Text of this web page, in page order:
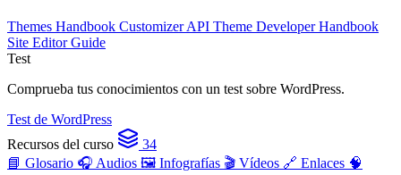
Themes Handbook Customizer API Theme Developer Handbook
Site Editor Guide
Test
Comprueba tus conocimientos con un test sobre WordPress.
Test de WordPress
Recursos del curso
34
📘 Glosario 🎧 Audios 🖼️ Infografías 🎬 Vídeos 🔗 Enlaces 🧠